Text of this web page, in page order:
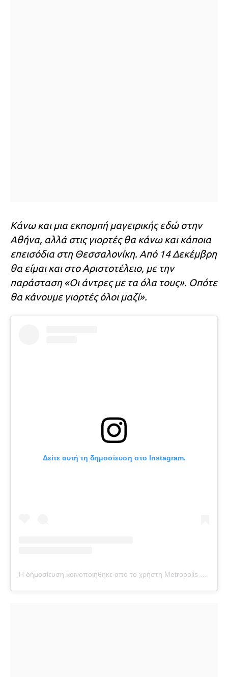
Κάνω και μια εκπομπή μαγειρικής εδώ στην
Αθήνα, αλλά στις γιορτές θα κάνω και κάποια
επεισόδια στη Θεσσαλονίκη. Από 14 Δεκέμβρη
θα είμαι και στο Αριστοτέλειο, με την
παράσταση «Οι άντρες με τα όλα τους». Οπότε
θα κάνουμε γιορτές όλοι μαζί».
Δείτε αυτή τη δημοσίευση στο Instagram.
Η δημοσίευση κοινοποιήθηκε από το χρήστη Metropolis 95.5 (@metropolis955)